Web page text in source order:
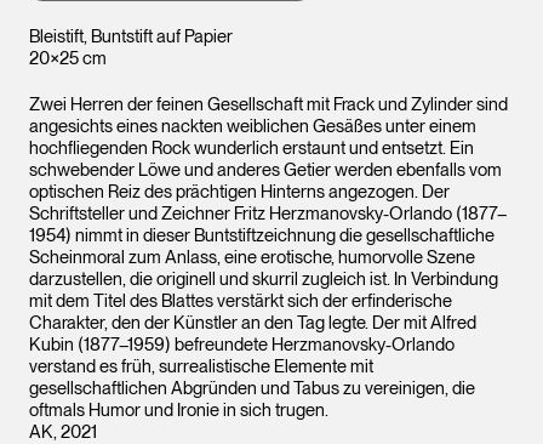
Bleistift, Buntstift auf Papier
20×25 cm
Zwei Herren der feinen Gesellschaft mit Frack und Zylinder sind
angesichts eines nackten weiblichen Gesäßes unter einem
hochfliegenden Rock wunderlich erstaunt und entsetzt. Ein
schwebender Löwe und anderes Getier werden ebenfalls vom
optischen Reiz des prächtigen Hinterns angezogen. Der
Schriftsteller und Zeichner Fritz Herzmanovsky-Orlando (1877–
1954) nimmt in dieser Buntstiftzeichnung die gesellschaftliche
Scheinmoral zum Anlass, eine erotische, humorvolle Szene
darzustellen, die originell und skurril zugleich ist. In Verbindung
mit dem Titel des Blattes verstärkt sich der erfinderische
Charakter, den der Künstler an den Tag legte. Der mit Alfred
Kubin (1877–1959) befreundete Herzmanovsky-Orlando
verstand es früh, surrealistische Elemente mit
gesellschaftlichen Abgründen und Tabus zu vereinigen, die
oftmals Humor und Ironie in sich trugen.
AK, 2021